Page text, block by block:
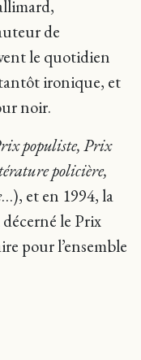
de
le quotidien
ironique, et
noir.
populiste, Prix
policière,
…), et en 1994, la
le Prix
pour l’ensemble